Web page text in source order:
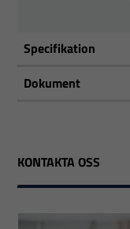
Specifikation
Dokument
KONTAKTA OSS